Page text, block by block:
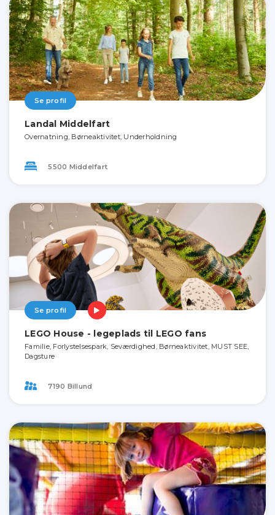
Se profil
Landal Middelfart
Overnatning, Børneaktivitet, Underholdning
5500 Middelfart
Se profil
LEGO House - legeplads til LEGO fans
Familie, Forlystelsespark, Seværdighed, Børneaktivitet, MUST SEE,
Dagsture
7190 Billund